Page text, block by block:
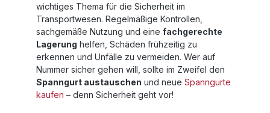
wichtiges Thema für die Sicherheit im
Transportwesen. Regelmäßige Kontrollen,
sachgemäße Nutzung und eine fachgerechte
Lagerung helfen, Schäden frühzeitig zu
erkennen und Unfälle zu vermeiden. Wer auf
Nummer sicher gehen will, sollte im Zweifel den
Spanngurt austauschen und neue Spanngurte
kaufen – denn Sicherheit geht vor!